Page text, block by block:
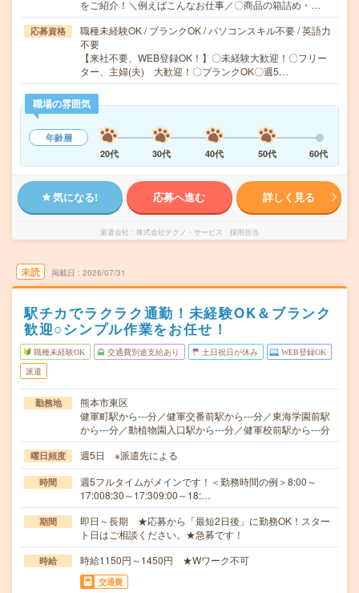
をご紹介！＼例えばこんなお仕事／〇商品の箱詰め・…
応募資格
職種未経験OK / ブランクOK / パソコンスキル不要 / 英語力
不要
【来社不要、WEB登録OK！】〇未経験大歓迎！〇フリー
ター、主婦(夫) 大歓迎！〇ブランクOK〇週5…
職場の雰囲気
年齢層
20代
30代 40代 50代 60代
気になる! 応募へ進む 詳しく見る
派遣会社 株式会社テクノ・サービス 採用担当
未読 掲載日 2026/07/31
駅チカでラクラク通勤！未経験OK＆ブランク
歓迎○シンプル作業をお任せ！
職種未経験OK 交通費別途支給あり 土日祝日が休み WEB登録OK
派遣
勤務地
熊本市東区
健軍町駅から---分／健軍交番前駅から---分／東海学園前駅
から---分／動植物園入口駅から---分／健軍校前駅から---分
曜日頻度 週5日 ※派遣先による
時間
週5フルタイムがメインです！＜勤務時間の例＞8:00～
17:008:30～17:309:00～18:…
期間
即日～長期 ★応募から「最短2日後」に勤務OK！スター
ト日はご相談ください。★急募です！
時給 時給1150円～1450円 ★Wワーク不可
交通費